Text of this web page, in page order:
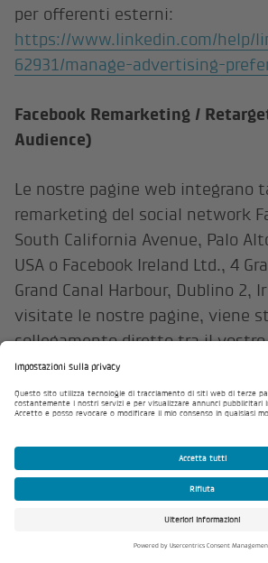
per offerenti esterni:
https://www.linkedin.com/help/
62931/manage-advertising-
Facebook Remarketing /
Audience)
Le nostre pagine web integrano
remarketing del social network
South California Avenue, Palo
USA o Facebook Ireland Ltd., 4
Grand Canal Harbour, Dublino 2,
visitate le nostre pagine, viene
collegamento diretto tra il
server di Facebook tramite i tag
Facebook riceve così
visitato il nostro sito web con il
perché avete effettuato il login
account, Facebook assocerà
vostro account utente di
avvalerci delle informazioni così